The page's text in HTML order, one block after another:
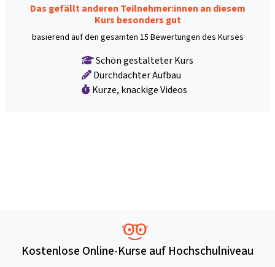
Das gefällt anderen Teilnehmer:innen an diesem
Kurs besonders gut
basierend auf den gesamten 15 Bewertungen des Kurses
Schön gestalteter Kurs
Durchdachter Aufbau
Kurze, knackige Videos
Kostenlose Online-Kurse auf Hochschulniveau